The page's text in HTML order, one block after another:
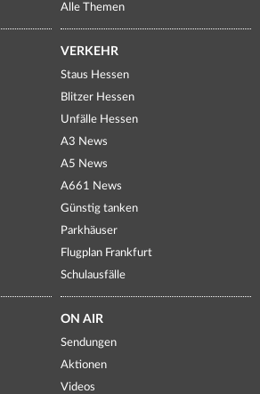
Alle Themen
VERKEHR
Staus Hessen
Blitzer Hessen
Unfälle Hessen
A3 News
A5 News
A661 News
Günstig tanken
Parkhäuser
Flugplan Frankfurt
Schulausfälle
ON AIR
Sendungen
Aktionen
Videos